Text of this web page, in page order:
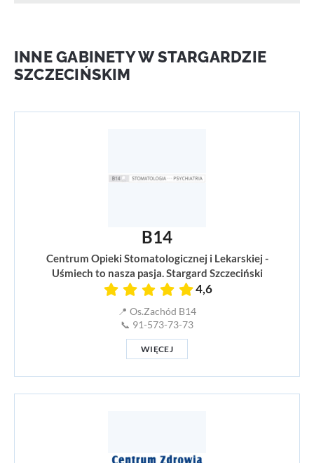
INNE GABINETY W STARGARDZIE
SZCZECIŃSKIM
B14
Centrum Opieki Stomatologicznej i Lekarskiej -
Uśmiech to nasza pasja. Stargard Szczeciński
4,6
📍 Os.Zachód B14
📞 91-573-73-73
WIĘCEJ